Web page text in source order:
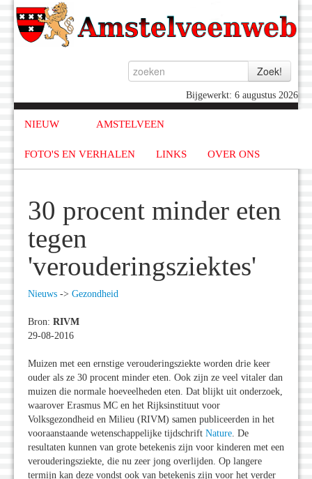
Bijgewerkt: 6 augustus 2026
NIEUW AMSTELVEEN
FOTO'S EN VERHALEN LINKS OVER ONS
30 procent minder eten
tegen
'verouderingsziektes'
Nieuws -> Gezondheid
Bron: RIVM
29-08-2016
Muizen met een ernstige verouderingsziekte worden drie keer
ouder als ze 30 procent minder eten. Ook zijn ze veel vitaler dan
muizen die normale hoeveelheden eten. Dat blijkt uit onderzoek,
waarover Erasmus MC en het Rijksinstituut voor
Volksgezondheid en Milieu (RIVM) samen publiceerden in het
vooraanstaande wetenschappelijke tijdschrift Nature. De
resultaten kunnen van grote betekenis zijn voor kinderen met een
verouderingsziekte, die nu zeer jong overlijden. Op langere
termijn kan deze vondst ook van betekenis zijn voor het verder